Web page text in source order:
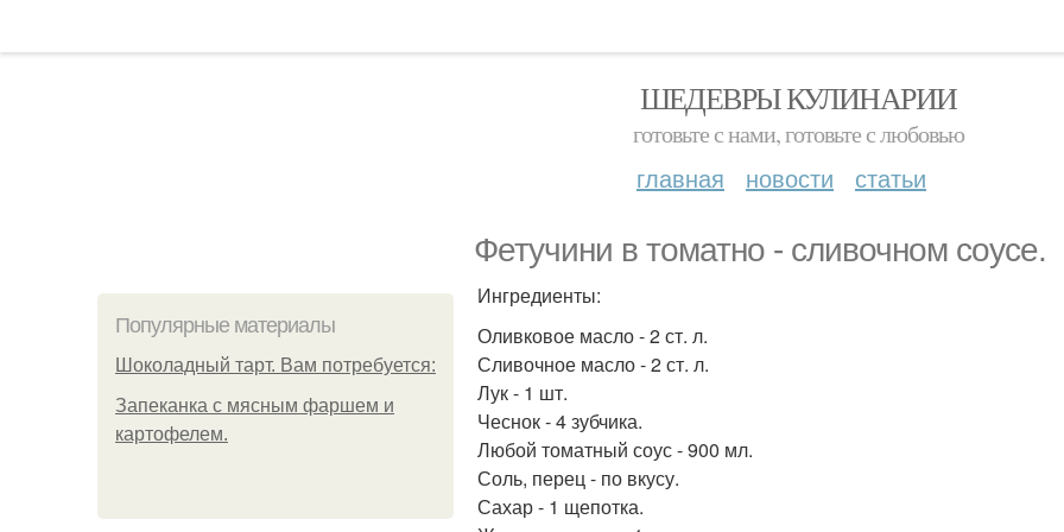
ШЕДЕВРЫ КУЛИНАРИИ
готовьте с нами, готовьте с любовью
главная новости статьи
Фетучини в томатно - сливочном соусе.
Популярные материалы
Шоколадный тарт. Вам потребуется:
Запеканка с мясным фаршем и
картофелем.
Ингредиенты:
Оливковое масло - 2 ст. л.
Сливочное масло - 2 ст. л.
Лук - 1 шт.
Чеснок - 4 зубчика.
Любой томатный соус - 900 мл.
Соль, перец - по вкусу.
Сахар - 1 щепотка.